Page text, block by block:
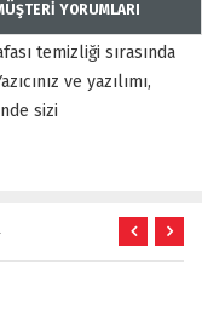
YORUMLARI
temizliği sırasında
ve yazılımı,
sizi